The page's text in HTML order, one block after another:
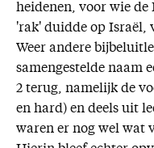
heidenen, voor wie
'rak' duidde op Israël,
Weer andere
samengestelde naam
2 terug, namelijk de
en hard) en deels uit
waren er nog wel wat